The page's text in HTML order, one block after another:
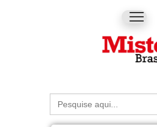
Procurar: